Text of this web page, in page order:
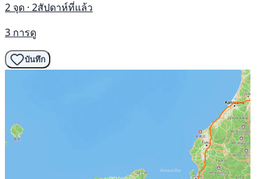
2 จุด · 2สัปดาห์ที่แล้ว
3 การดู
บันทึก